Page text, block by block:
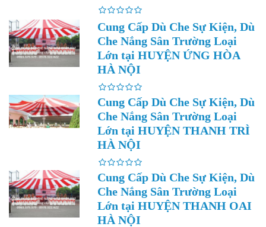
Cung Cấp Dù Che Sự Kiện, Dù
Che Nắng Sân Trường Loại
Lớn tại HUYỆN ỨNG HÒA
HÀ NỘI
Cung Cấp Dù Che Sự Kiện, Dù
Che Nắng Sân Trường Loại
Lớn tại HUYỆN THANH TRÌ
HÀ NỘI
Cung Cấp Dù Che Sự Kiện, Dù
Che Nắng Sân Trường Loại
Lớn tại HUYỆN THANH OAI
HÀ NỘI